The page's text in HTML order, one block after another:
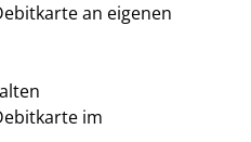
an eigenen
im